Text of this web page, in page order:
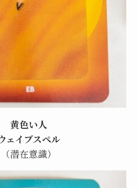
黄色い人
ェイブスペル
（潜在意識）